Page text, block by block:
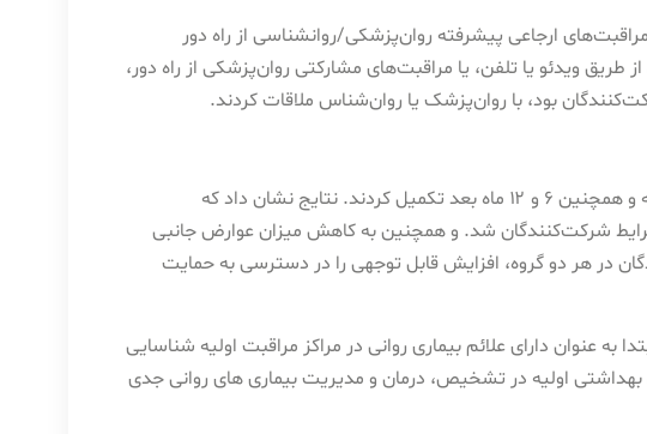
ارجاعی پیشرفته روان‌پزشکی/روانشناسی از راه دور
ویدئو یا تلفن، یا مراقبت‌های مشارکتی روان‌پزشکی از راه دور،
بود، با روان‌پزشک یا روان‌شناس ملاقات کردند.
تیم شرکت کنندگان نظرسنجی ها را در ابتدای مطالعه و همچنین ۶ و ۱۲ ماه بعد تکمیل کردند. نتایج نشان داد که
شرکت‌کنندگان شد. و همچنین به کاهش میزان عوارض جانبی
در هر دو گروه، افزایش قابل توجهی را در دسترسی به حمایت
عنوان دارای علائم بیماری روانی در مراکز مراقبت اولیه شناسایی
اولیه در تشخیص، درمان و مدیریت بیماری های روانی جدی